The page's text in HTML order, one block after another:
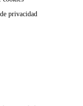
privacidad